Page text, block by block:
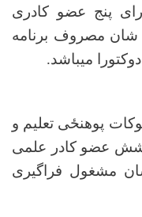
پنج عضو کادری
شان مصروف برنامه
می­باشد.
در سال 1391 در چوکات پوهنځی تعلیم و
شش عضو کادر علمی
مشغول فراگیری